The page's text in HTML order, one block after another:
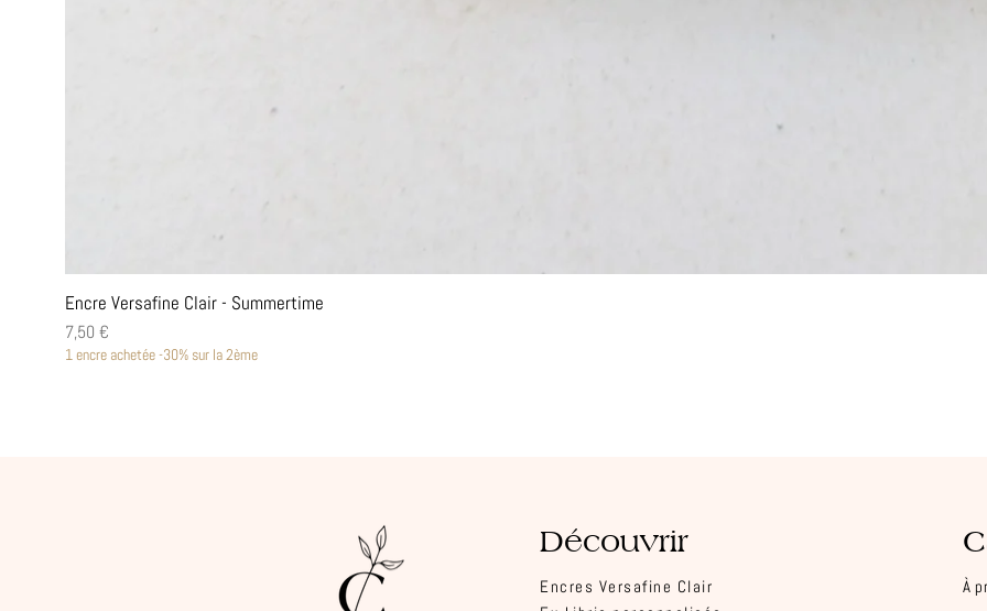
Encre Versafine Clair - Summertime
Prix
7,50 €
1 encre achetée -30% sur la 2ème
Découvrir
Encres Versafine Clair
À pr